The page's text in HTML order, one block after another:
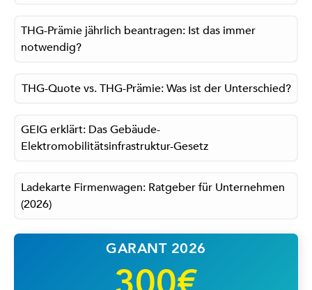
THG-Prämie jährlich beantragen: Ist das immer
notwendig?
THG-Quote vs. THG-Prämie: Was ist der Unterschied?
GEIG erklärt: Das Gebäude-
Elektromobilitätsinfrastruktur-Gesetz
Ladekarte Firmenwagen: Ratgeber für Unternehmen
(2026)
GARANT 2026